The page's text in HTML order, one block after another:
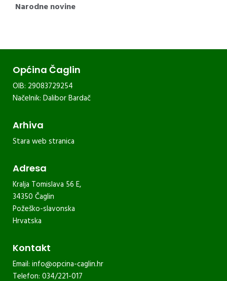
Narodne novine
Općina Čaglin
OIB: 29083729254
Načelnik: Dalibor Bardač
Arhiva
Stara web stranica
Adresa
Kralja Tomislava 56 E,
34350 Čaglin
Požeško-slavonska
Hrvatska
Kontakt
Email: info@opcina-caglin.hr
Telefon: 034/221-017